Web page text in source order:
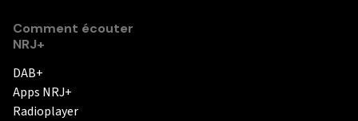
Comment écouter
NRJ+
DAB+
Apps NRJ+
Radioplayer